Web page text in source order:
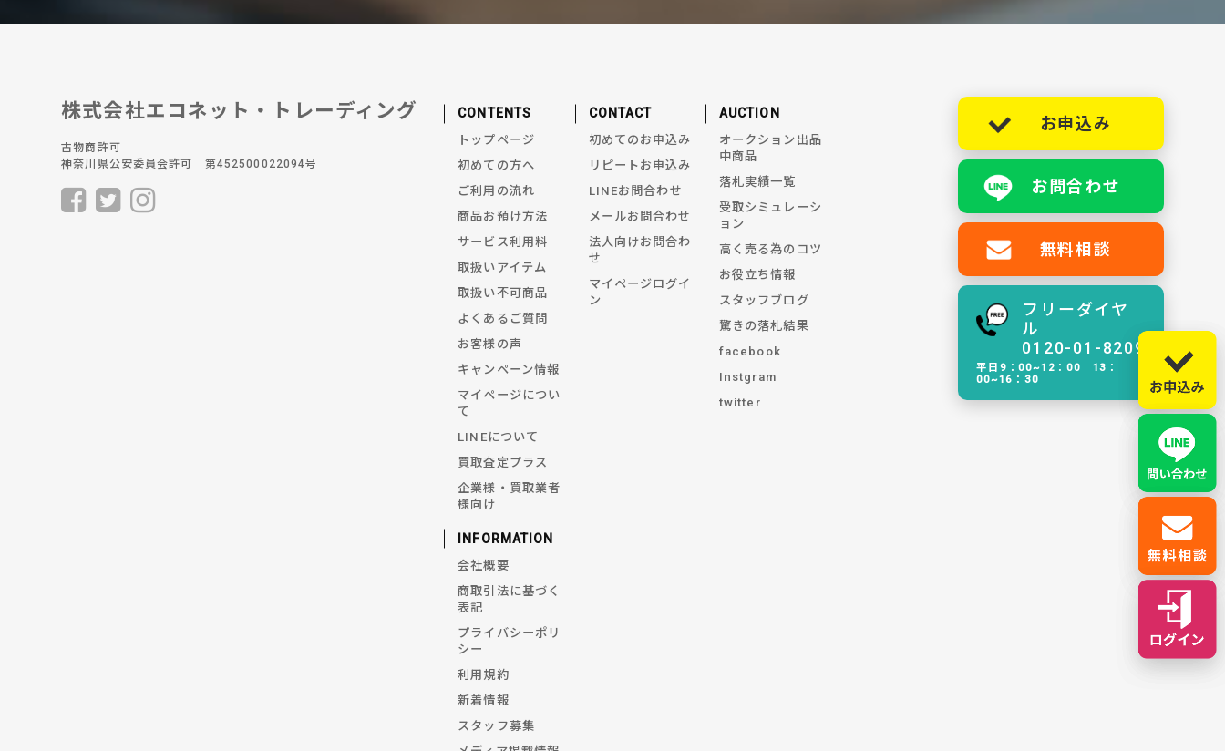
株式会社エコネット・トレーディング
古物商許可
神奈川県公安委員会許可 第452500022094号
CONTENTS
トップページ
初めての方へ
ご利用の流れ
商品お預け方法
サービス利用料
取扱いアイテム
取扱い不可商品
よくあるご質問
お客様の声
キャンペーン情報
マイページについ
て
LINEについて
買取査定プラス
企業様・買取業者
様向け
CONTACT
初めてのお申込み
リピートお申込み
LINEお問合わせ
メールお問合わせ
法人向けお問合わ
せ
マイページログイ
ン
AUCTION
オークション出品
中商品
落札実績一覧
受取シミュレーシ
ョン
高く売る為のコツ
お役立ち情報
スタッフブログ
驚きの落札結果
facebook
Instgram
twitter
INFORMATION
会社概要
商取引法に基づく
表記
プライバシーポリ
シー
利用規約
新着情報
スタッフ募集
お申込み
お問合わせ
無料相談
フリーダイヤ
ル
0120-01-8209
平日9：00~12：00 13：
00~16：30